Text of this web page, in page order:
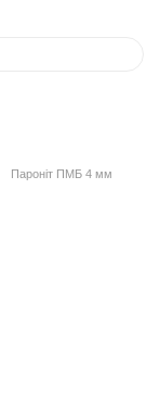
Пароніт ПМБ 4 мм